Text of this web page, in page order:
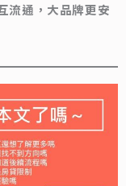
流通，大品牌更安